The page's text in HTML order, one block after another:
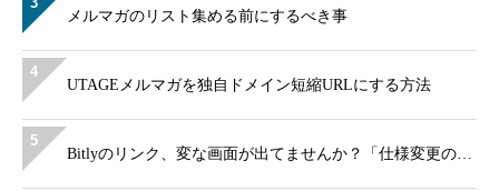
メルマガのリスト集める前にするべき事
4
UTAGEメルマガを独自ドメイン短縮URLにする方法
5
Bitlyのリンク、変な画面が出てませんか？「仕様変更の…